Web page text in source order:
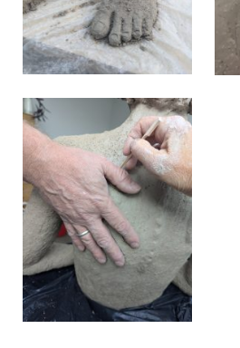
Sensitive niple, 2022